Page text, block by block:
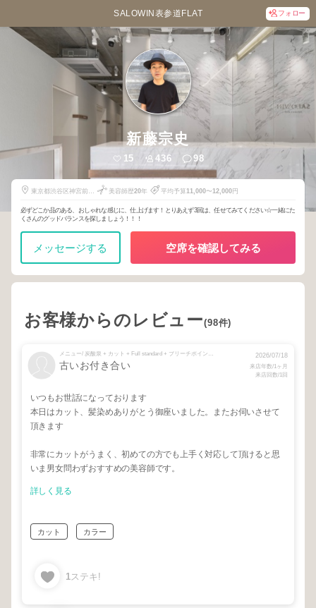
SALOWIN表参道FLAT フォロー
新藤宗史
15 436 98
東京都渋谷区神宮前４
美容師歴20年 平均予算11,000〜12,000円
必ずどこか品のある、おしゃれな感じに、仕上げます！とりあえず3回は、任せてみてください☆一緒にた
くさんのグッドバランスを探しましょう！！！
メッセージする 空席を確認してみる
お客様からのレビュー(98件)
メニュー/ 炭酸泉 + カット + Full standard + ブリーチポイント + on color
古いお付き合い
2026/07/18
来店年数/1ヶ月
来店回数/1回
いつもお世話になっております
本日はカット、髪染めありがとう御座いました。またお伺いさせて
頂きます
非常にカットがうまく、初めての方でも上手く対応して頂けると思
いま男女問わずおすすめの美容師です。
詳しく見る
カット カラー
1ステキ!